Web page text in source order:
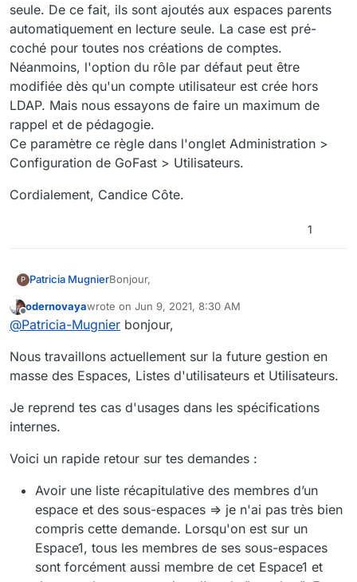
seule. De ce fait, ils sont ajoutés aux espaces parents
automatiquement en lecture seule. La case est pré-
coché pour toutes nos créations de comptes.
Néanmoins, l'option du rôle par défaut peut être
modifiée dès qu'un compte utilisateur est crée hors
LDAP. Mais nous essayons de faire un maximum de
rappel et de pédagogie.
Ce paramètre ce règle dans l'onglet Administration >
Configuration de GoFast > Utilisateurs.
Cordialement, Candice Côte.
1
P Patricia MugnierBonjour,
Ci-dessous quelques suggestions :
membres d’un espace et des sous-
espaces,
bout d’arborescence devrait ajouter
l’utilisateur en lecture seule sur les
Pouvoir ajouter/modifier les droits sur les
onglet Emplacement,
Pouvoir demander un droit
d’administration sur une liste utilisateurs,
Lors de la création d’un sous-espace,
avoir la possibilité d'hériter des droits de
l’espace parent.
Bien cordialement,
Patricia Mugnier
Offline
odernovayawrote on Jun 9, 2021, 8:30 AM
last edited by odernovayaJun 9, 2021, 10:40 AM
@Patricia-Mugnier bonjour,
Nous travaillons actuellement sur la future gestion en
masse des Espaces, Listes d'utilisateurs et Utilisateurs.
Je reprend tes cas d'usages dans les spécifications
internes.
Voici un rapide retour sur tes demandes :
Avoir une liste récapitulative des membres d’un
espace et des sous-espaces => je n'ai pas très bien
compris cette demande. Lorsqu'on est sur un
Espace1, tous les membres de ses sous-espaces
sont forcément aussi membre de cet Espace1 et